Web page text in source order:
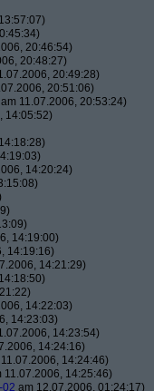
20:46:54)
20:48:27)
20:49:28)
20:51:06)
am 11.07.2006, 20:53:24)
14:05:52)
14:20:24)
14:19:00)
14:19:16)
14:21:29)
14:22:03)
14:23:03)
14:23:54)
14:24:16)
14:24:46)
11.07.2006, 14:25:46)
02 am 12.07.2006, 01:24:17)